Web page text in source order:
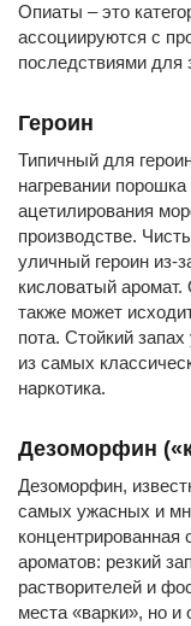
Опиаты – это
ассоциируются с
последствиями для
Героин
Типичный для
нагревании
ацетилирования
производстве.
уличный героин из-
кисловатый аромат.
также может
пота. Стойкий
из самых
наркотика.
Дезоморфин
Дезоморфин,
самых ужасных и
концентрированная
ароматов: резкий
растворителей и
места «варки», но и